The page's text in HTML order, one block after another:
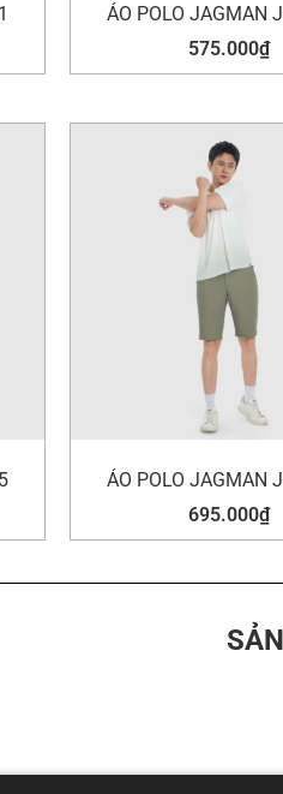
ÁO POLO JAGMAN
575.000₫
ÁO POLO JAGMAN
695.000₫